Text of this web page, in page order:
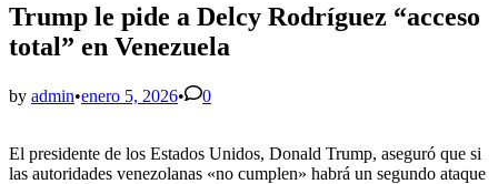
Trump le pide a Delcy Rodríguez “acceso
total” en Venezuela
by admin•enero 5, 2026• 0
El presidente de los Estados Unidos, Donald Trump, aseguró que si
las autoridades venezolanas «no cumplen» habrá un segundo ataque